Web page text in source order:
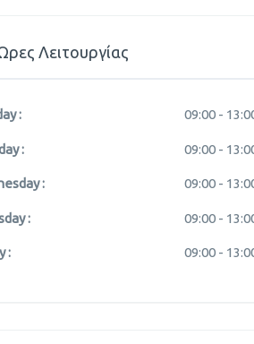
Λειτουργίας
: 09:00 -
: 09:00 -
: 09:00 -
: 09:00 -
: 09:00 -